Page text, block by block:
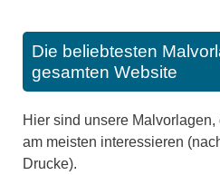
Die beliebtesten
gesamten Website
Hier sind unsere
am meisten interessieren
Drucke).